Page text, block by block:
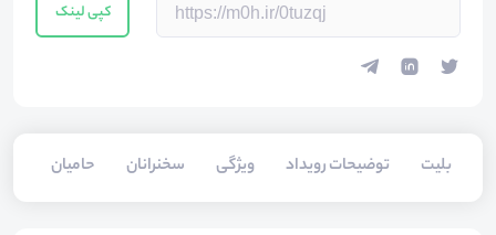
کپی لینک
بلیت‌ توضیحات رویداد ویژگی سخنرانان حامیان